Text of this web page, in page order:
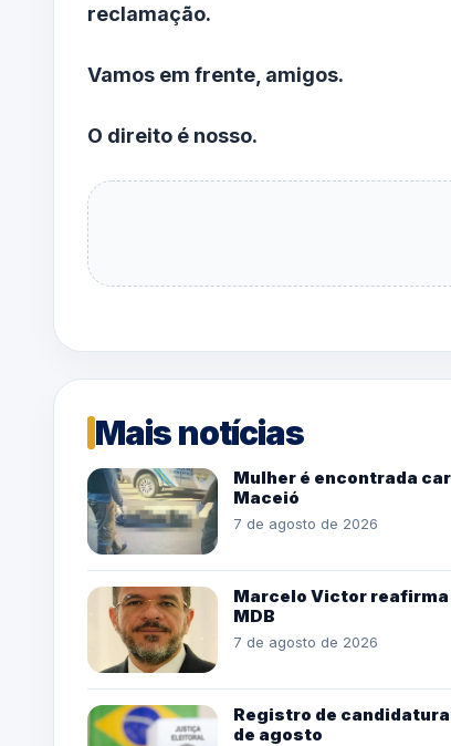
reclamação.
Vamos em frente, amigos.
O direito é nosso.
Mais notícias
Mulher é encontrada
Maceió
7 de agosto de 2026
Marcelo Victor reafirma
MDB
7 de agosto de 2026
Registro de
de agosto